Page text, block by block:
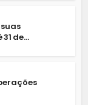
de...